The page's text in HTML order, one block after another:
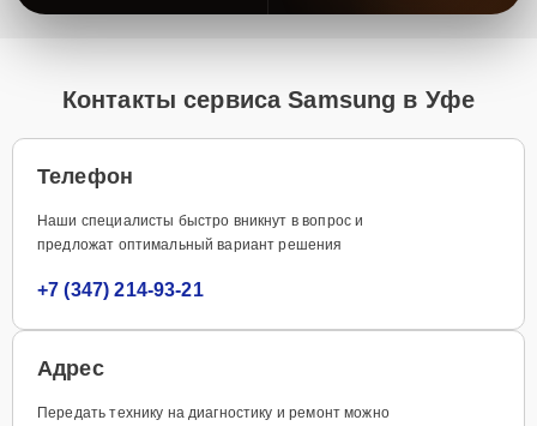
Контакты сервиса Samsung в Уфе
Телефон
Наши специалисты быстро вникнут в вопрос и
предложат оптимальный вариант решения
+7 (347) 214-93-21
Адрес
Передать технику на диагностику и ремонт можно